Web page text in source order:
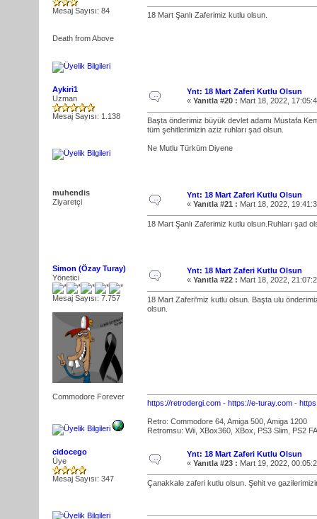
Mesaj Sayısı: 84
Death from Above
18 Mart Şanlı Zaferimiz kutlu olsun.
Aykiri1
Uzman
Mesaj Sayısı: 1.138
Ynt: 18 Mart Zaferi Kutlu Olsun
« Yanıtla #20 : Mart 18, 2022,
Başta önderimiz büyük devlet adamı Mustafa
tüm şehitlerimizin aziz ruhları şad olsun.
Ne Mutlu Türküm Diyene
muhendis
Ziyaretçi
Ynt: 18 Mart Zaferi Kutlu Olsun
« Yanıtla #21 : Mart 18, 2022,
18 Mart Şanlı Zaferimiz kutlu olsun.Ruhları şad
Simon (Özay Turay)
Yönetici
Mesaj Sayısı: 7.757
Commodore Forever
Ynt: 18 Mart Zaferi Kutlu Olsun
« Yanıtla #22 : Mart 18, 2022,
18 Mart Zaferi'miz kutlu olsun. Başta ulu
olsun.
https://retrodergi.com - https://e-turay.com -
Retro: Commodore 64, Amiga 500, Amiga 1200
Retromsu: Wii, XBox360, XBox, PS3 Slim, PS2
cidocego
Üye
Mesaj Sayısı: 347
Ynt: 18 Mart Zaferi Kutlu Olsun
« Yanıtla #23 : Mart 19, 2022,
Çanakkale zaferi kutlu olsun. Şehit ve